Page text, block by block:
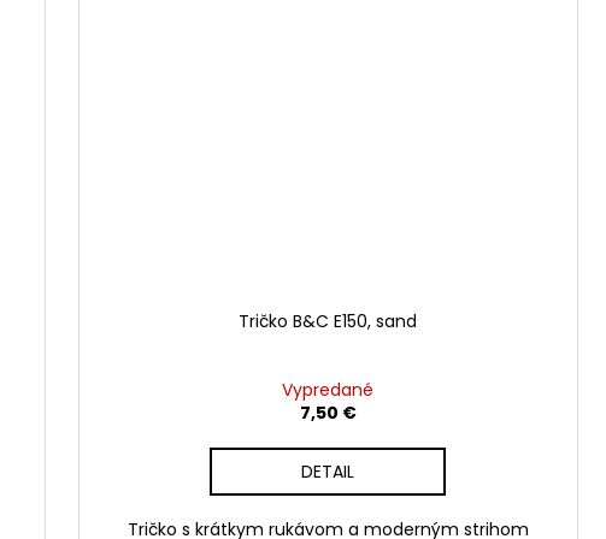
Tričko B&C E150, sand
Vypredané
7,50 €
DETAIL
Tričko s krátkym rukávom a moderným strihom